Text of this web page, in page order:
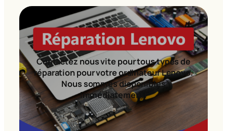
Contactez nous vite pour tous types de
réparation pour votre ordinateur Lenovo.
Nous sommes disponibles
immédiatement!